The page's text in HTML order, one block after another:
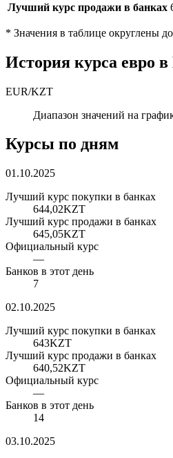
Лучший курс продажи в банках
* Значения в таблице округлены
История курса евро
EUR/KZT
Диапазон значений на
Курсы по дням
01.10.2025
Лучший курс покупки в банках
644,02KZT
Лучший курс продажи в банках
645,05KZT
Официальный курс
—
Банков в этот день
7
02.10.2025
Лучший курс покупки в банках
643KZT
Лучший курс продажи в банках
640,52KZT
Официальный курс
—
Банков в этот день
14
03.10.2025